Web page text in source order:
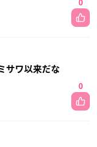
0
サワ以来だな
0